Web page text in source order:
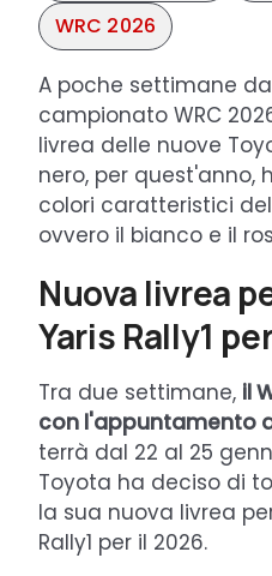
WRC 2026
A poche settimane
campionato WRC
livrea delle nuove
nero, per quest'anno,
colori caratteristici
ovvero il bianco e il
Nuova livrea
Yaris Rally1
Tra due settimane, il
con l'appuntamento
terrà dal 22 al 25
Toyota ha deciso di
la sua nuova livrea
Rally1 per il 2026.